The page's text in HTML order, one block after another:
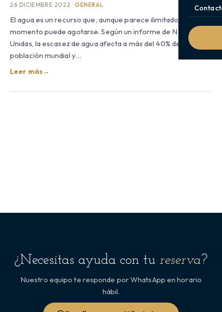
26 DICIEMBRE 2022 · GENERAL
El agua es un recurso que, aunque parece ilimitado, en algún
momento puede agotarse. Según un informe de Naciones
Unidas, la escasez de agua afecta a más del 40% de la
población mundial y…
Leer más→
¿Necesitas ayuda con tu reserva?
Nuestro equipo te responde por WhatsApp en horario
hábil.